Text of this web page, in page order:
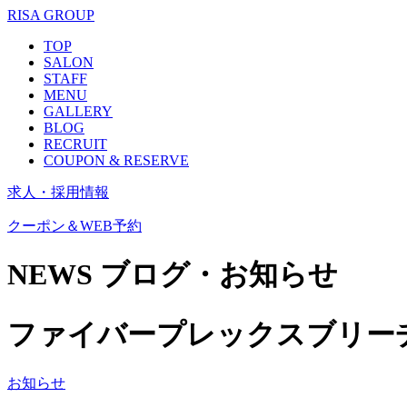
RISA GROUP
TOP
SALON
STAFF
MENU
GALLERY
BLOG
RECRUIT
COUPON & RESERVE
求人・採用情報
クーポン＆WEB予約
NEWS ブログ・お知らせ
ファイバープレックスブリー
お知らせ